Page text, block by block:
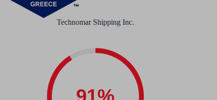
Technomar Shipping Inc.